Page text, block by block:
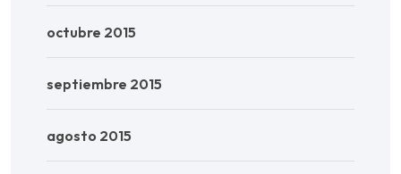
octubre 2015
septiembre 2015
agosto 2015